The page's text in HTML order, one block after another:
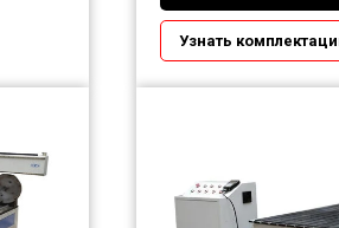
Узнать